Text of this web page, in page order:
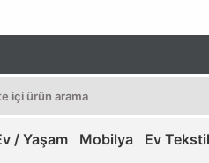
/ Yaşam Mobilya Ev